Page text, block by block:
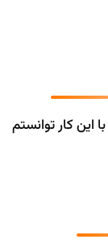
این کار توانستم